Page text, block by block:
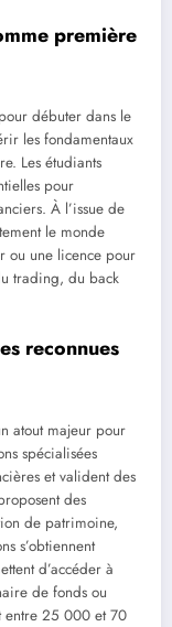
première
débuter dans le
les fondamentaux
Les étudiants
pour
À l’issue de
le monde
ou une licence pour
trading, du back
reconnues
atout majeur pour
spécialisées
et valident des
des
de patrimoine,
s’obtiennent
d’accéder à
de fonds ou
entre 25 000 et 70